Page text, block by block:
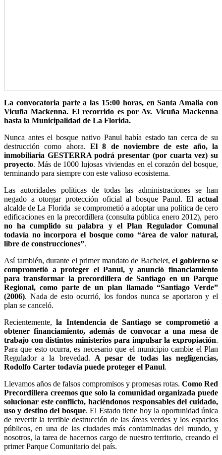
La convocatoria parte a las 15:00 horas, en Santa Amalia con
Vicuña Mackenna. El recorrido es por Av. Vicuña Mackenna
hasta la Municipalidad de La Florida.
Nunca antes el bosque nativo Panul había estado tan cerca de su
destrucción como ahora. El 8 de noviembre de este año, la
inmobiliaria GESTERRA podrá presentar (por cuarta vez) su
proyecto. Más de 1000 lujosas viviendas en el corazón del bosque,
terminando para siempre con este valioso ecosistema.
Las autoridades políticas de todas las administraciones se han
negado a otorgar protección oficial al bosque Panul. El actual
alcalde de La Florida se comprometió a adoptar una política de cero
edificaciones en la precordillera (consulta pública enero 2012), pero
no ha cumplido su palabra y el Plan Regulador Comunal
todavía no incorpora el bosque como “área de valor natural,
libre de construcciones”.
Así también, durante el primer mandato de Bachelet, el gobierno se
comprometió a proteger el Panul, y anunció financiamiento
para transformar la precordillera de Santiago en un Parque
Regional, como parte de un plan llamado “Santiago Verde”
(2006). Nada de esto ocurrió, los fondos nunca se aportaron y el
plan se canceló.
Recientemente,la Intendencia de Santiago se comprometió a
obtener financiamiento, además de convocar a una mesa de
trabajo con distintos ministerios para impulsar la expropiación.
Para que esto ocurra, es necesario que el municipio cambie el Plan
Regulador a la brevedad. A pesar de todas las negligencias,
Rodolfo Carter todavía puede proteger el Panul.
Llevamos años de falsos compromisos y promesas rotas. Como Red
Precordillera creemos que solo la comunidad organizada puede
solucionar este conflicto, haciéndonos responsables del cuidado,
uso y destino del bosque. El Estado tiene hoy la oportunidad única
de revertir la terrible destrucción de las áreas verdes y los espacios
públicos, en una de las ciudades más contaminadas del mundo, y
nosotros, la tarea de hacernos cargo de nuestro territorio, creando el
primer Parque Comunitario del país.